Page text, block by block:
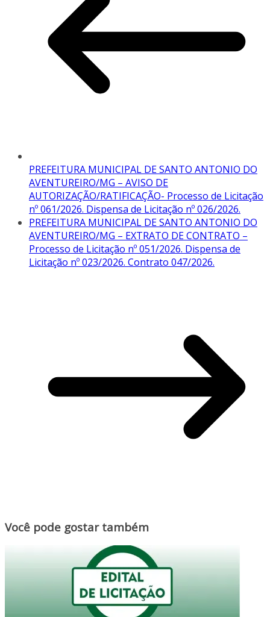
PREFEITURA MUNICIPAL DE SANTO ANTONIO DO
AVENTUREIRO/MG – AVISO DE
AUTORIZAÇÃO/RATIFICAÇÃO- Processo de Licitação
nº 061/2026. Dispensa de Licitação nº 026/2026.
PREFEITURA MUNICIPAL DE SANTO ANTONIO DO
AVENTUREIRO/MG – EXTRATO DE CONTRATO –
Processo de Licitação nº 051/2026. Dispensa de
Licitação nº 023/2026. Contrato 047/2026.
Você pode gostar também